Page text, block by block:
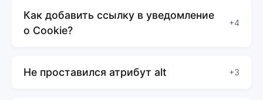
Как добавить ссылку в уведомление
о Cookie?
+4
Не проставился атрибут alt +3